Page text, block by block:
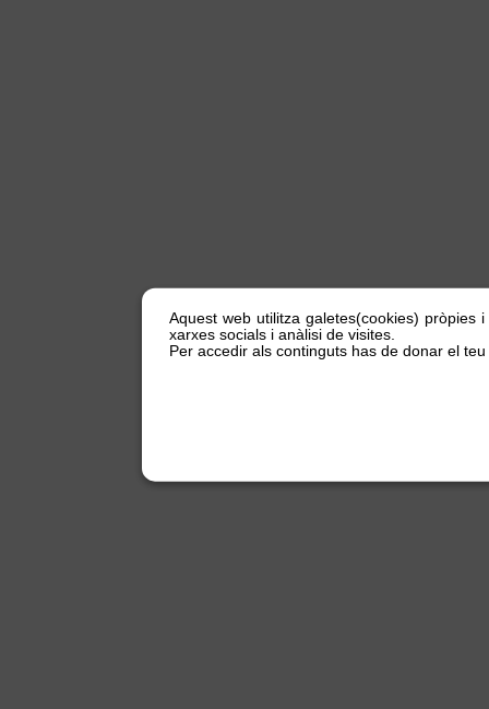
Aquest web utilitza galetes(cookies) pròpies
xarxes socials i anàlisi de visites.
Per accedir als continguts has de donar el